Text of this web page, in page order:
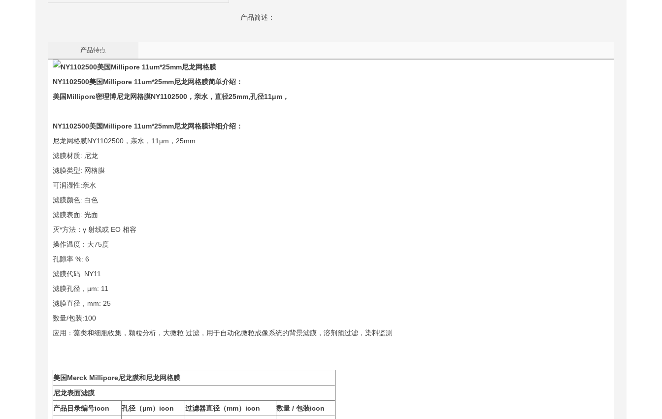
产品简述：
产品特点
NY1102500美国Millipore 11um*25mm尼龙网格膜简单介绍：
美国Millipore密理博尼龙网格膜NY1102500，亲水，直径25mm,孔径11μm，
NY1102500美国Millipore 11um*25mm尼龙网格膜详细介绍：
尼龙网格膜NY1102500，亲水，11µm，25mm
滤膜材质: 尼龙
滤膜类型: 网格膜
可润湿性:亲水
滤膜颜色: 白色
滤膜表面: 光面
灭*方法：γ 射线或 EO 相容
操作温度：大75度
孔隙率 %: 6
滤膜代码: NY11
滤膜孔径，µm: 11
滤膜直径，mm: 25
数量/包装:100
应用：藻类和细胞收集，颗粒分析，大微粒 过滤，用于自动化微粒成像系统的背景滤膜，溶剂预过滤，染料监测
美国Merck Millipore尼龙膜和尼龙网格膜
尼龙表面滤膜
产品目录编号icon
孔径（µm）icon 过滤器直径（mm）icon
数量 / 包装icon